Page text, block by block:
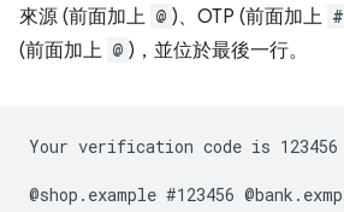
來源 (前面加上 @ )、OTP (前面加上 #
(前面加上 @ )，並位於最後一行。
Your verification code is 123456